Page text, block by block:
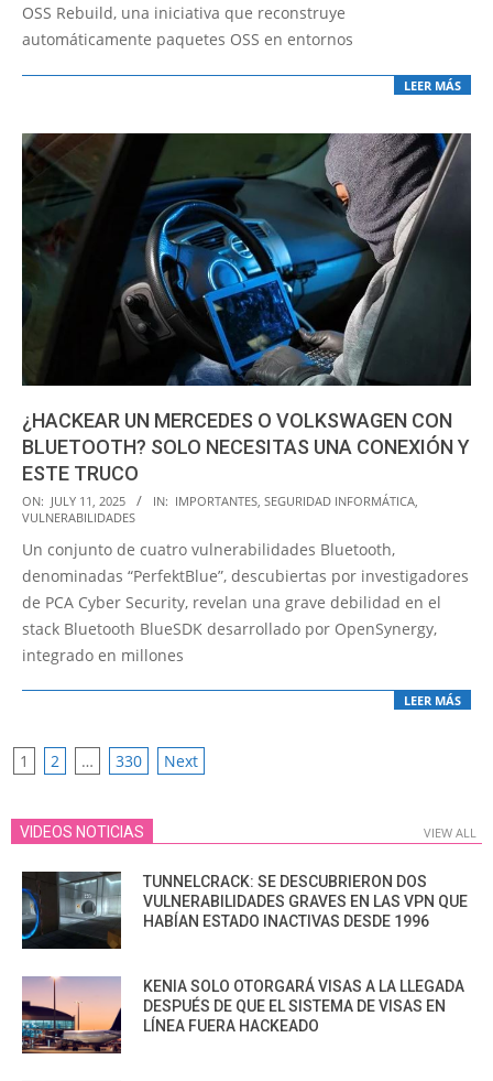
OSS Rebuild, una iniciativa que reconstruye
automáticamente paquetes OSS en entornos
LEER MÁS
¿HACKEAR UN MERCEDES O VOLKSWAGEN CON
BLUETOOTH? SOLO NECESITAS UNA CONEXIÓN Y
ESTE TRUCO
2025-
07-
11
ON: JULY 11, 2025 IN: IMPORTANTES SEGURIDAD INFORMÁTICA
VULNERABILIDADES
Un conjunto de cuatro vulnerabilidades Bluetooth,
denominadas “PerfektBlue”, descubiertas por investigadores
de PCA Cyber Security, revelan una grave debilidad en el
stack Bluetooth BlueSDK desarrollado por OpenSynergy,
integrado en millones
LEER MÁS
POSTS
1 2 … 330 Next
VIDEOS NOTICIAS VIEW ALL
TUNNELCRACK: SE DESCUBRIERON DOS
VULNERABILIDADES GRAVES EN LAS VPN QUE
HABÍAN ESTADO INACTIVAS DESDE 1996
KENIA SOLO OTORGARÁ VISAS A LA LLEGADA
DESPUÉS DE QUE EL SISTEMA DE VISAS EN
LÍNEA FUERA HACKEADO